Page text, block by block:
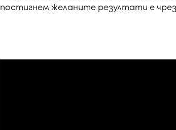
постигнем желаните резултати е